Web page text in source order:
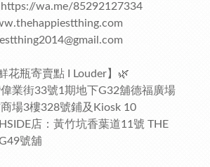
https://wa.me/85292127334
花瓶寄賣點 I Louder】🌿
業街33號1期地下G32舖德福廣場
場3樓328號鋪及Kiosk 10
店：黃竹坑香葉道11號 THE
號舖